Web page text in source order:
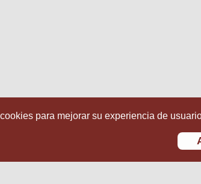
para mejorar su experiencia de